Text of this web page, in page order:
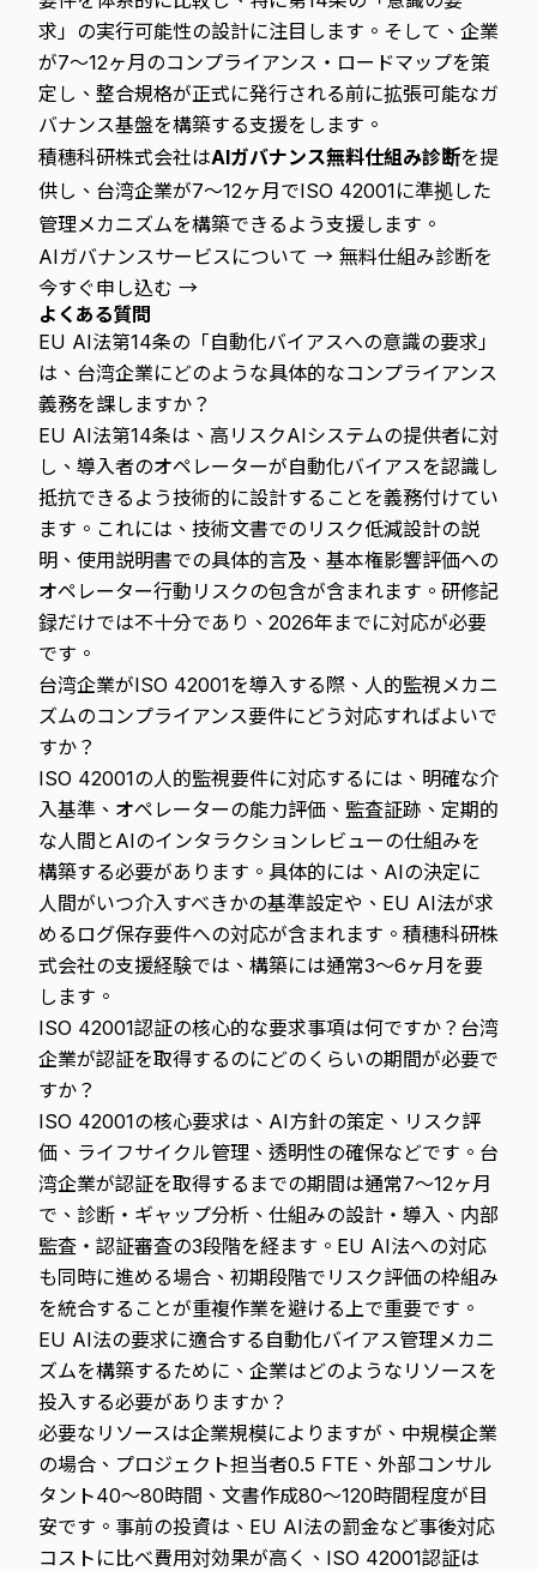
求」の実行可能性の設計に注目します。そして、企業
が7～12ヶ月のコンプライアンス・ロードマップを策
定し、整合規格が正式に発行される前に拡張可能なガ
バナンス基盤を構築する支援をします。
積穗科研株式会社はAIガバナンス無料仕組み診断を提
供し、台湾企業が7～12ヶ月でISO 42001に準拠した
管理メカニズムを構築できるよう支援します。
AIガバナンスサービスについて → 無料仕組み診断を
今すぐ申し込む →
よくある質問
EU AI法第14条の「自動化バイアスへの意識の要求」
は、台湾企業にどのような具体的なコンプライアンス
義務を課しますか？
EU AI法第14条は、高リスクAIシステムの提供者に対
し、導入者のオペレーターが自動化バイアスを認識し
抵抗できるよう技術的に設計することを義務付けてい
ます。これには、技術文書でのリスク低減設計の説
明、使用説明書での具体的言及、 基本権影響評価への
オペレーター行動リスクの包含が含まれます。研修記
録だけでは不十分であり、2026年までに対応が必要
です。
台湾企業がISO 42001を導入する際、人的監視メカニ
ズムのコンプライアンス要件にどう対応すればよいで
すか？
ISO 42001の人的監視要件に対応するには、明確な介
入基準、オペレーターの能力評価、監査証跡、定期的
な人間とAIのインタラクションレビューの仕組みを
構築する必要があります。具体的には、AIの決定に
人間がいつ介入すべきかの基準設定や、EU AI法が求
めるログ保存要件への対応が含まれます。積穗科研株
式会社の支援経験では、構築には通常3～6ヶ月を要
します。
ISO 42001認証の核心的な要求事項は何ですか？台湾
企業が認証を取得するのにどのくらいの期間が必要で
すか？
ISO 42001の核心要求は、AI方針の策定、リスク評
価、ライフサイクル管理、透明性の確保などです。台
湾企業が認証を取得するまでの期間は通常7～12ヶ月
で、診断・ギャップ分析、仕組みの設計・導入、内部
監査・認証審査の3段階を経ます。EU AI法への対応
も同時に進める場合、初期段階でリスク評価の枠組み
を統合することが重複作業を避ける上で重要です。
EU AI法の要求に適合する自動化バイアス管理メカニ
ズムを構築するために、企業はどのようなリソースを
投入する必要がありますか？
必要なリソースは企業規模によりますが、中規模企業
の場合、プロジェクト担当者0.5 FTE、外部コンサル
タント40～80時間、文書作成80～120時間程度が目
安です。事前の投資は、EU AI法の罰金など事後対応
コストに比べ費用対効果が高く、ISO 42001認証は